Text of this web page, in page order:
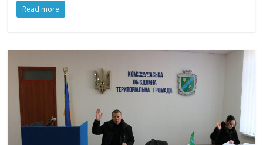
Read more